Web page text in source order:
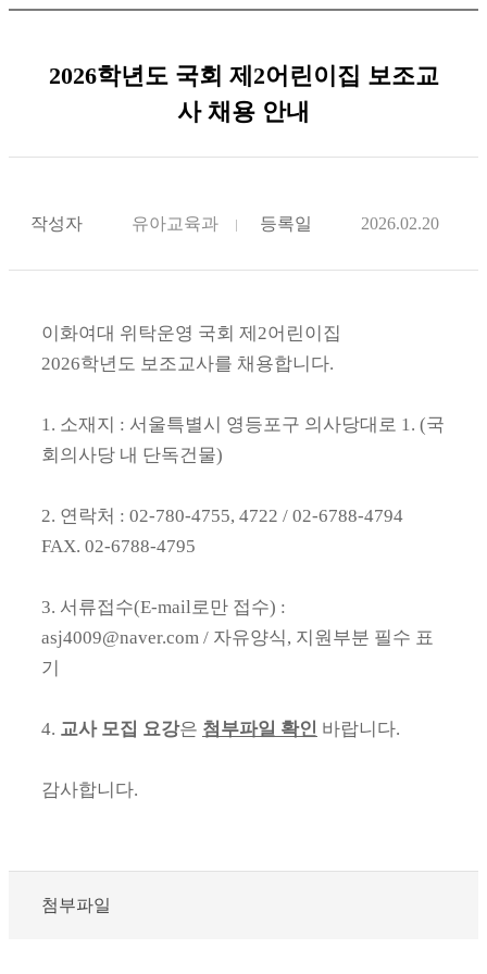
2026학년도 국회 제2어린이집 보조교
사 채용 안내
작성자 유아교육과 등록일 2026.02.20
이화여대 위탁운영 국회 제2어린이집
2026학년도 보조교사를 채용합니다.
1. 소재지 : 서울특별시 영등포구 의사당대로 1. (국
회의사당 내 단독건물)
2. 연락처 : 02-780-4755, 4722 / 02-6788-4794
FAX. 02-6788-4795
3. 서류접수(E-mail로만 접수) :
asj4009@naver.com / 자유양식, 지원부분 필수 표
기
4. 교사 모집 요강은 첨부파일 확인 바랍니다.
감사합니다.
첨부파일